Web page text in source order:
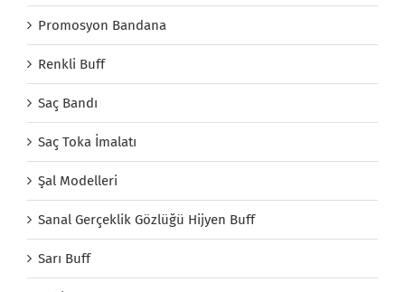
Promosyon Bandana
Renkli Buff
Saç Bandı
Saç Toka İmalatı
Şal Modelleri
Sanal Gerçeklik Gözlüğü Hijyen Buff
Sarı Buff